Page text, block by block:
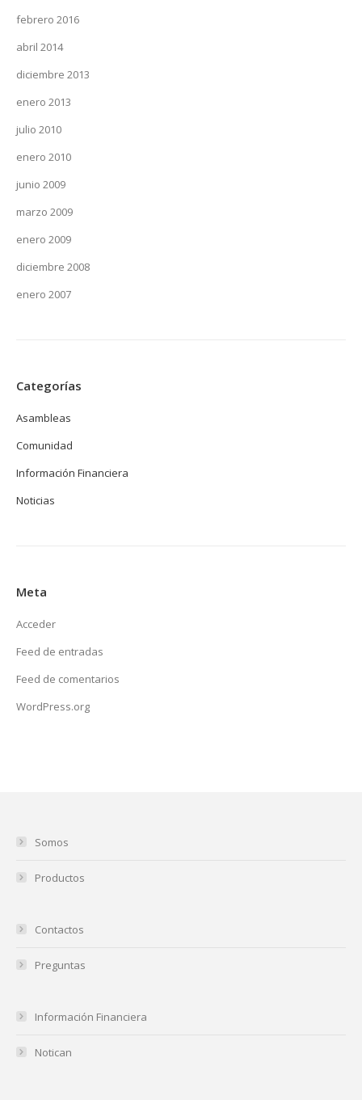
febrero 2016
abril 2014
diciembre 2013
enero 2013
julio 2010
enero 2010
junio 2009
marzo 2009
enero 2009
diciembre 2008
enero 2007
Categorías
Asambleas
Comunidad
Información Financiera
Noticias
Meta
Acceder
Feed de entradas
Feed de comentarios
WordPress.org
Somos
Productos
Contactos
Preguntas
Información Financiera
Notican